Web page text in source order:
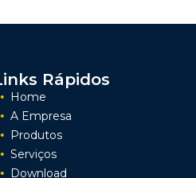
Rápidos
Home
A Empresa
Produtos
Serviços
Download